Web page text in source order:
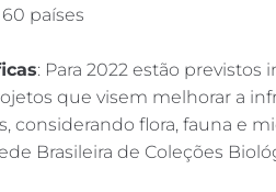
países
: Para 2022 estão
que visem melhorar a
considerando flora, fauna e
Brasileira de Coleções